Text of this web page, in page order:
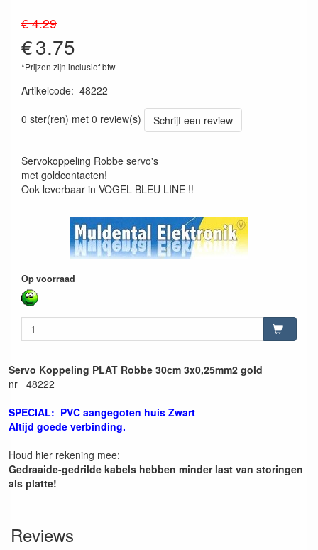
€ 4.29
€3.75
*Prijzen zijn inclusief btw
Artikelcode: 48222
0 ster(ren) met 0 review(s)
Schrijf een review
Servokoppeling Robbe servo's
met goldcontacten!
Ook leverbaar in VOGEL BLEU LINE !!
Op voorraad
Servo Koppeling PLAT Robbe 30cm 3x0,25mm2 gold
nr 48222
SPECIAL: PVC aangegoten huis Zwart
Altijd goede verbinding.
Houd hier rekening mee:
Gedraaide-gedrilde kabels hebben minder last van storingen
als platte!
Reviews